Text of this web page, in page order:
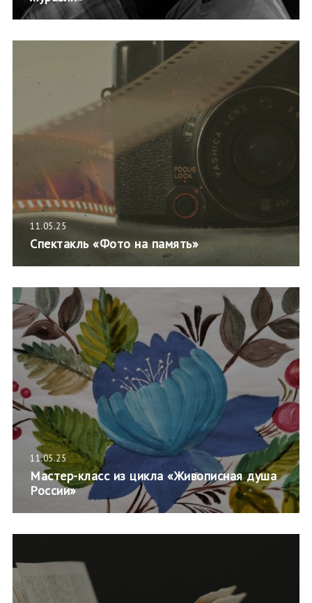
11.05.25
Спектакль «Фото на память»
11.05.25
Мастер-класс из цикла «Живописная душа
России»